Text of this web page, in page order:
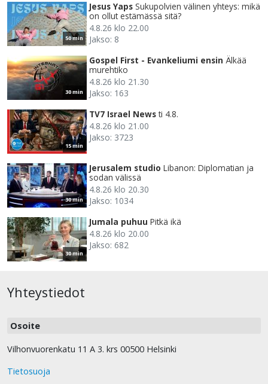
50 min
Jesus Yaps Sukupolvien välinen yhteys: mikä
on ollut estämässä sitä?
4.8.26 klo 22.00
Jakso: 8
30 min
Gospel First - Evankeliumi ensin Älkää
murehtiko
4.8.26 klo 21.30
Jakso: 163
15 min
TV7 Israel News ti 4.8.
4.8.26 klo 21.00
Jakso: 3723
30 min
Jerusalem studio Libanon: Diplomatian ja
sodan välissä
4.8.26 klo 20.30
Jakso: 1034
30 min
Jumala puhuu Pitkä ikä
4.8.26 klo 20.00
Jakso: 682
Yhteystiedot
Osoite
Vilhonvuorenkatu 11 A 3. krs 00500 Helsinki
Tietosuoja